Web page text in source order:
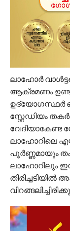
ലാഹോർ
ആക്രമണം
ഉദ്യോഗസ്ഥർ
സ്റ്റേഡിയം
വേദിയാകേണ്ട
ലാഹോറിലെ
പൂർണ്ണമായും
ലാഹോറിലും
തിരിച്ചടിയിൽ